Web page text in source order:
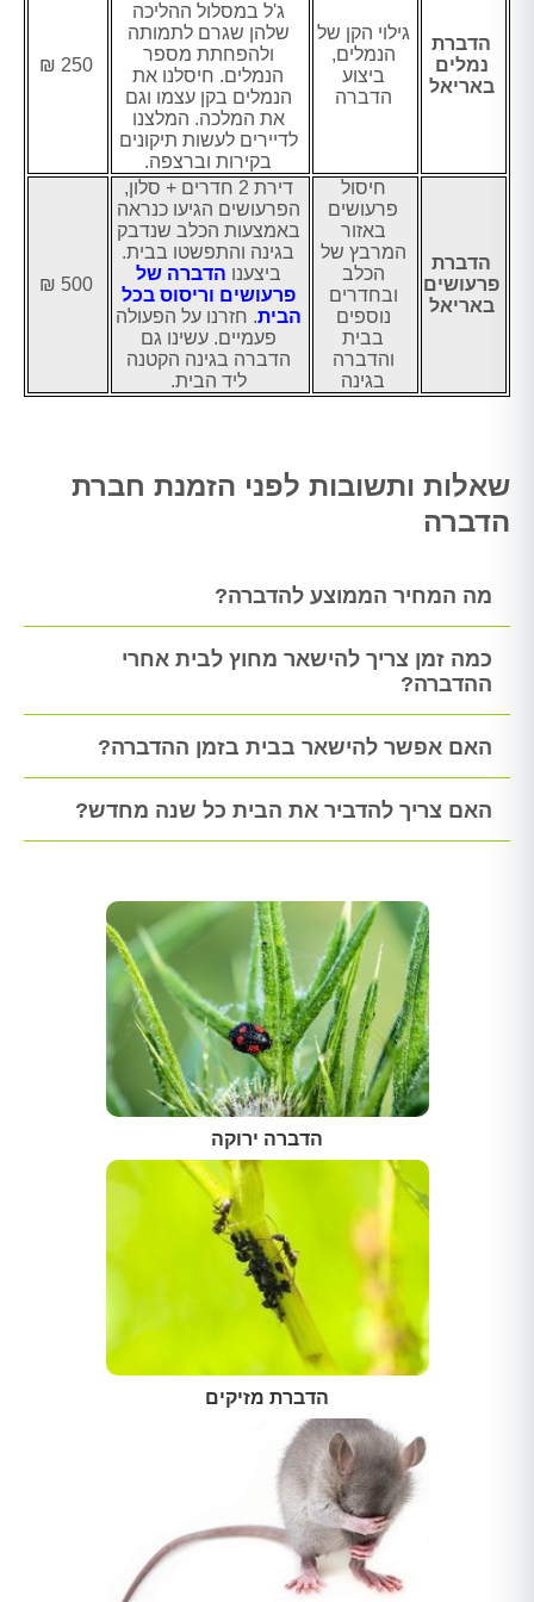
הדברת
נמלים
באריאל
גילוי הקן של
הנמלים,
ביצוע
הדברה
ג'ל במסלול ההליכה
שלהן שגרם לתמותה
ולהפחתת מספר
הנמלים. חיסלנו את
הנמלים בקן עצמו וגם
את המלכה. המלצנו
לדיירים לעשות תיקונים
בקירות וברצפה.
250 ₪
הדברת
פרעושים
באריאל
חיסול
פרעושים
באזור
המרבץ של
הכלב
ובחדרים
נוספים
בבית
והדברה
בגינה
דירת 2 חדרים + סלון,
הפרעושים הגיעו כנראה
באמצעות הכלב שנדבק
בגינה והתפשטו בבית.
ביצענו הדברה של
פרעושים וריסוס בכל
הבית. חזרנו על הפעולה
פעמיים. עשינו גם
הדברה בגינה הקטנה
ליד הבית.
500 ₪
שאלות ותשובות לפני הזמנת חברת
הדברה
מה המחיר הממוצע להדברה?
כמה זמן צריך להישאר מחוץ לבית אחרי
ההדברה?
האם אפשר להישאר בבית בזמן ההדברה?
האם צריך להדביר את הבית כל שנה מחדש?
הדברה ירוקה
הדברת מזיקים